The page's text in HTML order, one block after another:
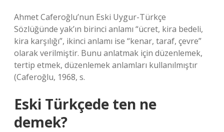
Ahmet Caferoğlu’nun Eski Uygur-Türkçe
Sözlüğünde yak’ın birinci anlamı “ücret, kira bedeli,
kira karşılığı”, ikinci anlamı ise “kenar, taraf, çevre”
olarak verilmiştir. Bunu anlatmak için düzenlemek,
tertip etmek, düzenlemek anlamları kullanılmıştır
(Caferoğlu, 1968, s.
Eski Türkçede ten ne
demek?